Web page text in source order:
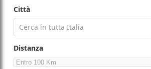
Città
Distanza